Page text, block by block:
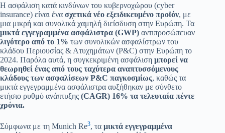
Η ασφάλιση κατά κινδύνων του κυβερνοχώρου (cyber
insurance) είναι ένα σχετικά νέο εξειδικευμένο προϊόν, με
μια μικρή και συνολικά χαμηλή διείσδυση στην Ευρώπη. Τα
μικτά εγγεγραμμένα ασφάλιστρα (GWP) αντιπροσώπευαν
λιγότερο από το 1% των συνολικών ασφαλίστρων του
κλάδου Περιουσίας & Ατυχημάτων (P&C) στην Ευρώπη το
2024. Παρόλα αυτά, η συγκεκριμένη ασφάλιση μπορεί να
θεωρηθεί ένας από τους ταχύτερα αναπτυσσόμενους
κλάδους των ασφαλίσεων P&C παγκοσμίως, καθώς τα
μικτά εγγεγραμμένα ασφάλιστρα αυξήθηκαν με σύνθετο
ετήσιο ρυθμό ανάπτυξης (CAGR) 16% τα τελευταία πέντε
χρόνια.
Σύμφωνα με τη Munich Re3, τα μικτά εγγεγραμμένα